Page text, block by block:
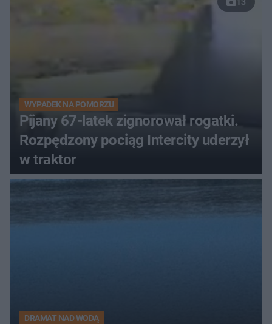
WYPADEK NA POMORZU
Pijany 67-latek zignorował rogatki.
Rozpędzony pociąg Intercity uderzył
w traktor
DRAMAT NAD WODĄ